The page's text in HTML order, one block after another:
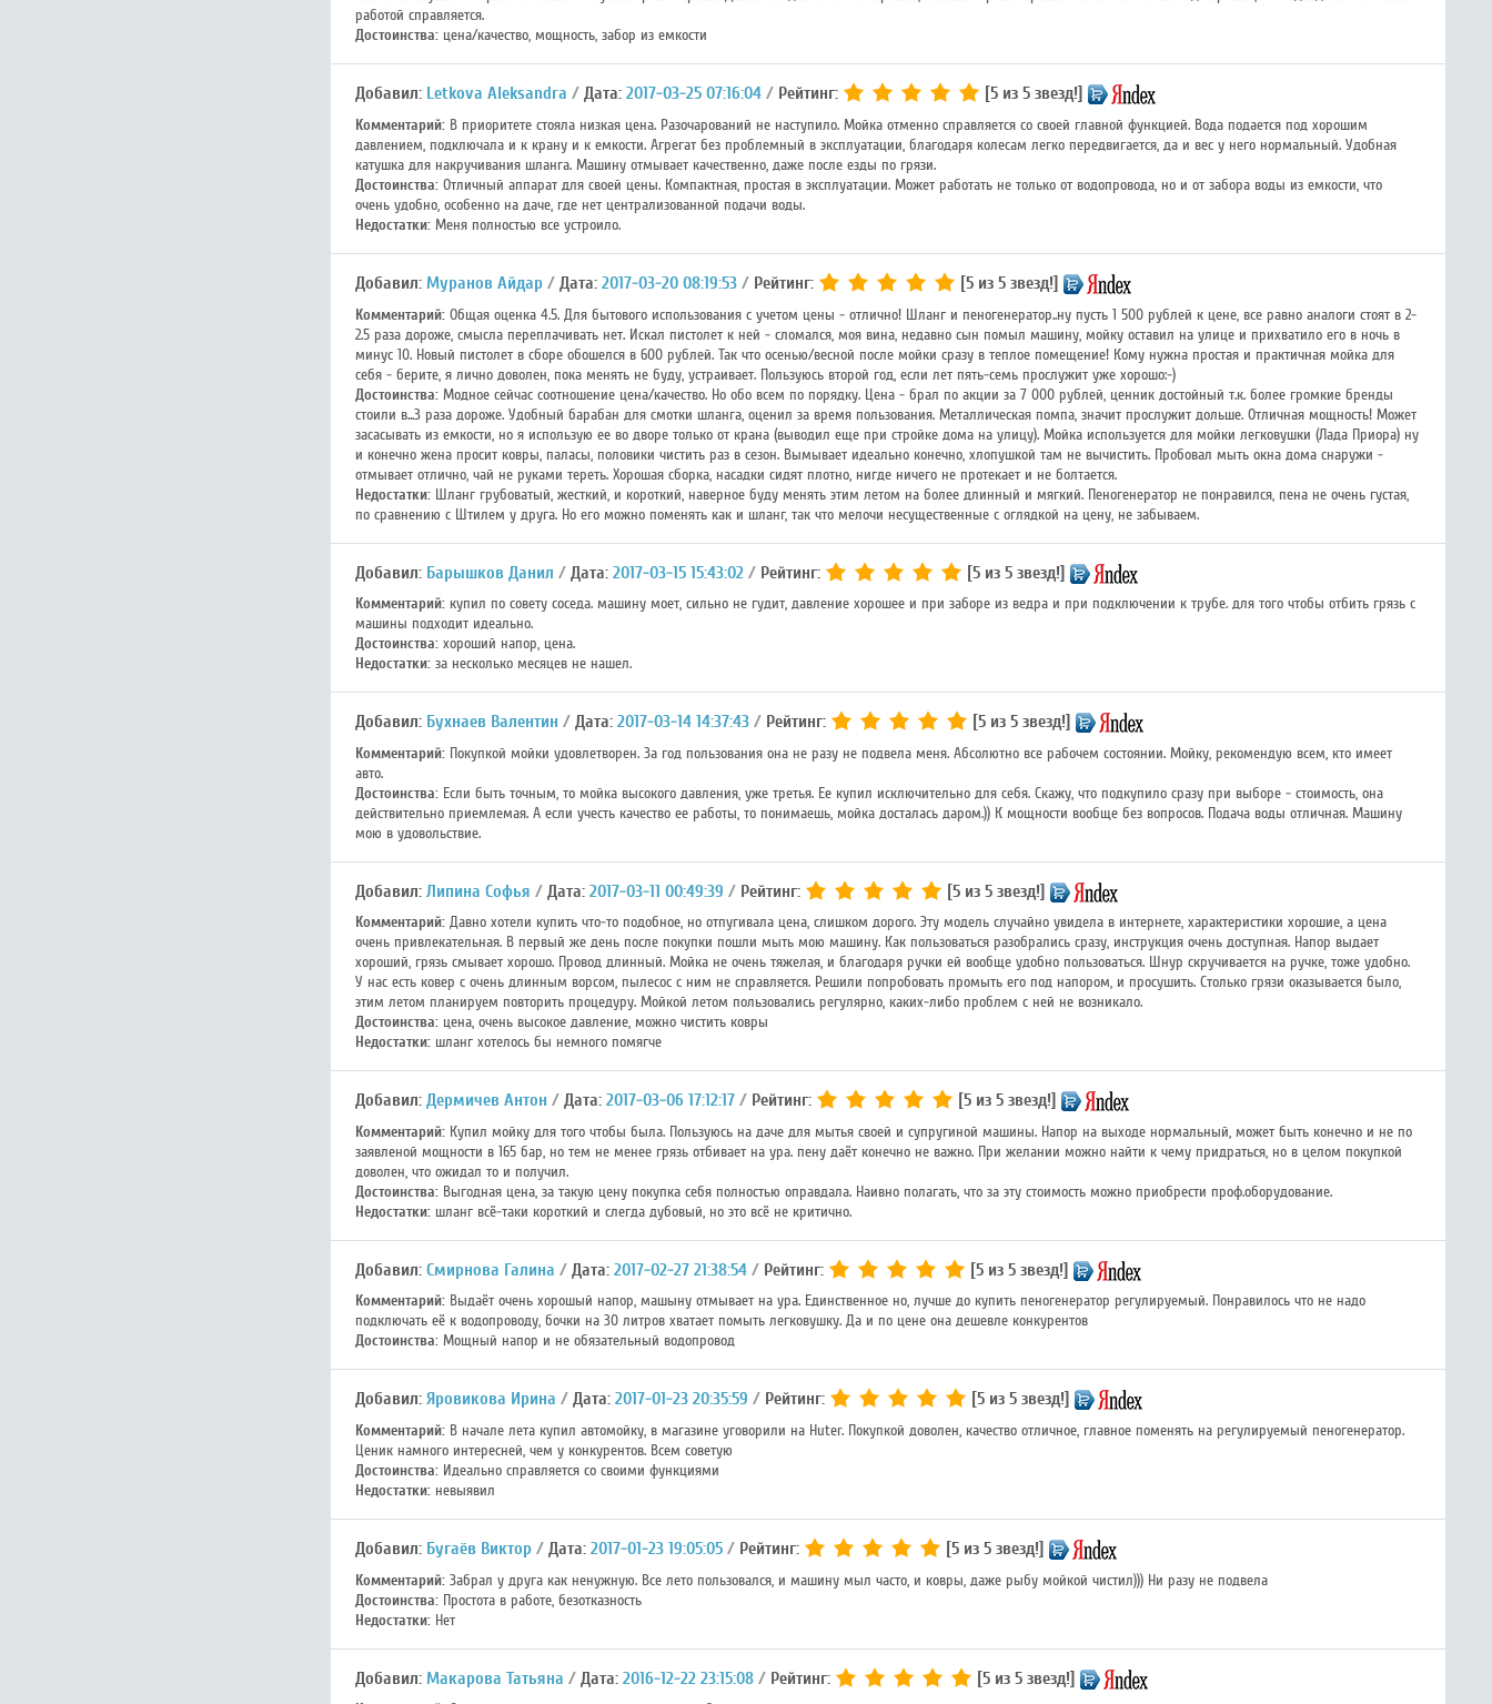
работой справляется.
Достоинства: цена/качество, мощность, забор из емкости
Добавил: Letkova Aleksandra Дата:2017-03-25 07:16:04 Рейтинг: [5 из 5 звезд!]
Комментарий: В приоритете стояла низкая цена. Разочарований не наступило. Мойка отменно справляется со своей главной функцией. Вода подается под хорошим
давлением, подключала и к крану и к емкости. Агрегат без проблемный в эксплуатации, благодаря колесам легко передвигается, да и вес у него нормальный. Удобная
катушка для накручивания шланга. Машину отмывает качественно, даже после езды по грязи.
Достоинства: Отличный аппарат для своей цены. Компактная, простая в эксплуатации. Может работать не только от водопровода, но и от забора воды из емкости, что
очень удобно, особенно на даче, где нет централизованной подачи воды.
Недостатки: Меня полностью все устроило.
Добавил:Муранов Айдар Дата:2017-03-20 08:19:53 Рейтинг: [5 из 5 звезд!]
Комментарий: Общая оценка 4.5. Для бытового использования с учетом цены - отлично! Шланг и пеногенератор..ну пусть 1 500 рублей к цене, все равно аналоги стоят в 2-
2.5 раза дороже, смысла переплачивать нет. Искал пистолет к ней - сломался, моя вина, недавно сын помыл машину, мойку оставил на улице и прихватило его в ночь в
минус 10. Новый пистолет в сборе обошелся в 600 рублей. Так что осенью/весной после мойки сразу в теплое помещение! Кому нужна простая и практичная мойка для
себя - берите, я лично доволен, пока менять не буду, устраивает. Пользуюсь второй год, если лет пять-семь прослужит уже хорошо:-)
Достоинства: Модное сейчас соотношение цена/качество. Но обо всем по порядку. Цена - брал по акции за 7 000 рублей, ценник достойный т.к. более громкие бренды
стоили в...3 раза дороже. Удобный барабан для смотки шланга, оценил за время пользования. Металлическая помпа, значит прослужит дольше. Отличная мощность! Может
засасывать из емкости, но я использую ее во дворе только от крана (выводил еще при стройке дома на улицу). Мойка используется для мойки легковушки (Лада Приора) ну
и конечно жена просит ковры, паласы, половики чистить раз в сезон. Вымывает идеально конечно, хлопушкой там не вычистить. Пробовал мыть окна дома снаружи -
отмывает отлично, чай не руками тереть. Хорошая сборка, насадки сидят плотно, нигде ничего не протекает и не болтается.
Недостатки: Шланг грубоватый, жесткий, и короткий, наверное буду менять этим летом на более длинный и мягкий. Пеногенератор не понравился, пена не очень густая,
по сравнению с Штилем у друга. Но его можно поменять как и шланг, так что мелочи несущественные с оглядкой на цену, не забываем.
Добавил: Барышков Данил Дата:2017-03-15 15:43:02 Рейтинг: [5 из 5 звезд!]
Комментарий: купил по совету соседа. машину моет, сильно не гудит, давление хорошее и при заборе из ведра и при подключении к трубе. для того чтобы отбить грязь с
машины подходит идеально.
Достоинства: хороший напор, цена.
Недостатки: за несколько месяцев не нашел.
Добавил: Бухнаев Валентин Дата:2017-03-14 14:37:43 Рейтинг: [5 из 5 звезд!]
Комментарий: Покупкой мойки удовлетворен. За год пользования она не разу не подвела меня. Абсолютно все рабочем состоянии. Мойку, рекомендую всем, кто имеет
авто.
Достоинства: Если быть точным, то мойка высокого давления, уже третья. Ее купил исключительно для себя. Скажу, что подкупило сразу при выборе - стоимость, она
действительно приемлемая. А если учесть качество ее работы, то понимаешь, мойка досталась даром.)) К мощности вообще без вопросов. Подача воды отличная. Машину
мою в удовольствие.
Добавил:Липина Софья Дата:2017-03-11 00:49:39 Рейтинг: [5 из 5 звезд!]
Комментарий: Давно хотели купить что-то подобное, но отпугивала цена, слишком дорого. Эту модель случайно увидела в интернете, характеристики хорошие, а цена
очень привлекательная. В первый же день после покупки пошли мыть мою машину. Как пользоваться разобрались сразу, инструкция очень доступная. Напор выдает
хороший, грязь смывает хорошо. Провод длинный. Мойка не очень тяжелая, и благодаря ручки ей вообще удобно пользоваться. Шнур скручивается на ручке, тоже удобно.
У нас есть ковер с очень длинным ворсом, пылесос с ним не справляется. Решили попробовать промыть его под напором, и просушить. Столько грязи оказывается было,
этим летом планируем повторить процедуру. Мойкой летом пользовались регулярно, каких-либо проблем с ней не возникало.
Достоинства: цена, очень высокое давление, можно чистить ковры
Недостатки: шланг хотелось бы немного помягче
Добавил:Дермичев Антон Дата:2017-03-06 17:12:17 Рейтинг: [5 из 5 звезд!]
Комментарий: Купил мойку для того чтобы была. Пользуюсь на даче для мытья своей и супругиной машины. Напор на выходе нормальный, может быть конечно и не по
заявленой мощности в 165 бар, но тем не менее грязь отбивает на ура. пену даёт конечно не важно. При желании можно найти к чему придраться, но в целом покупкой
доволен, что ожидал то и получил.
Достоинства: Выгодная цена, за такую цену покупка себя полностью оправдала. Наивно полагать, что за эту стоимость можно приобрести проф.оборудование.
Недостатки: шланг всё-таки короткий и слегда дубовый, но это всё не критично.
Добавил:Смирнова Галина Дата:2017-02-27 21:38:54 Рейтинг: [5 из 5 звезд!]
Комментарий: Выдаёт очень хорошый напор, машыну отмывает на ура. Единственное но, лучше до купить пеногенератор регулируемый. Понравилось что не надо
подключать её к водопроводу, бочки на 30 литров хватает помыть легковушку. Да и по цене она дешевле конкурентов
Достоинства: Мощный напор и не обязательный водопровод
Добавил:Яровикова Ирина Дата:2017-01-23 20:35:59 Рейтинг: [5 из 5 звезд!]
Комментарий: В начале лета купил автомойку, в магазине уговорили на Huter. Покупкой доволен, качество отличное, главное поменять на регулируемый пеногенератор.
Ценик намного интересней, чем у конкурентов. Всем советую
Достоинства: Идеально справляется со своими функциями
Недостатки: невыявил
Добавил: Бугаёв Виктор Дата:2017-01-23 19:05:05 Рейтинг: [5 из 5 звезд!]
Комментарий: Забрал у друга как ненужную. Все лето пользовался, и машину мыл часто, и ковры, даже рыбу мойкой чистил))) Ни разу не подвела
Достоинства: Простота в работе, безотказность
Недостатки: Нет
Добавил:Макарова Татьяна Дата:2016-12-22 23:15:08 Рейтинг: [5 из 5 звезд!]